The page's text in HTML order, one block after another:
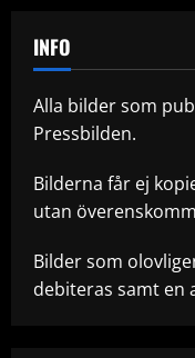
INFO
Alla bilder som
Pressbilden.
Bilderna får ej
utan
Bilder som
debiteras samt en